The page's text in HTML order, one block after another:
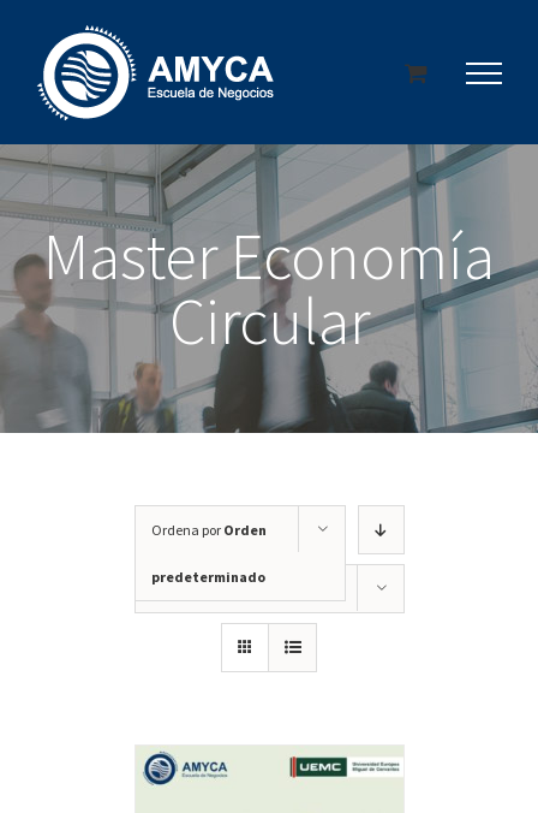
contenido
Master Economía
Circular
Ordena por Orden
predeterminado
Mostrar